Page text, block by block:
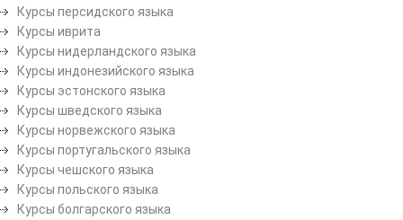
Курсы персидского языка
Курсы иврита
Курсы нидерландского языка
Курсы индонезийского языка
Курсы эстонского языка
Курсы шведского языка
Курсы норвежского языка
Курсы португальского языка
Курсы чешского языка
Курсы польского языка
Курсы болгарского языка